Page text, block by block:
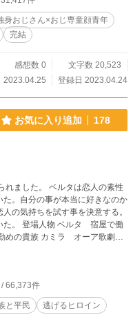
説用フリー素材にて、『やま
。ありがとうございます！
身おじさん×おじ専童顔青年
完結
感想数 0
文字数 20,523
2023.04.25
登録日 2023.04.24
お気に入り追加 178
は恋人の素性
。自分の事が本当に好きなのか
の気持ちを試す事を決意する。
で働
めの貴族 カミラ オーア歌劇団
夫
/ 66,373件
と平民
逃げるヒロイン